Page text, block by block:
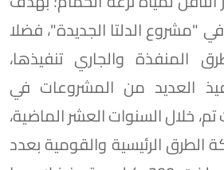
"مشروع الدلتا الجديدة"، فضلا
المنفذة والجاري تنفيذها،
العديد من المشروعات في
خلال السنوات العشر الماضية،
الطرق الرئيسية والقومية بعدد